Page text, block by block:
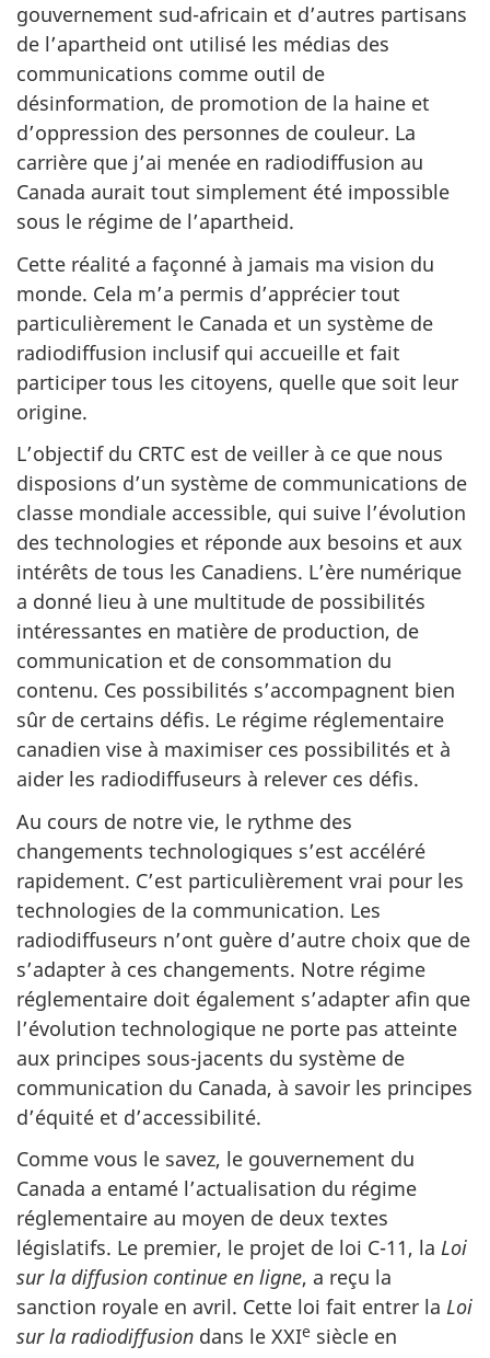
gouvernement sud-africain et d’autres partisans
de l’apartheid ont utilisé les médias des
communications comme outil de
désinformation, de promotion de la haine et
d’oppression des personnes de couleur. La
carrière que j’ai menée en radiodiffusion au
Canada aurait tout simplement été impossible
sous le régime de l’apartheid.
Cette réalité a façonné à jamais ma vision du
monde. Cela m’a permis d’apprécier tout
particulièrement le Canada et un système de
radiodiffusion inclusif qui accueille et fait
participer tous les citoyens, quelle que soit leur
origine.
L’objectif du CRTC est de veiller à ce que nous
disposions d’un système de communications de
classe mondiale accessible, qui suive l’évolution
des technologies et réponde aux besoins et aux
intérêts de tous les Canadiens. L’ère numérique
a donné lieu à une multitude de possibilités
intéressantes en matière de production, de
communication et de consommation du
contenu. Ces possibilités s’accompagnent bien
sûr de certains défis. Le régime réglementaire
canadien vise à maximiser ces possibilités et à
aider les radiodiffuseurs à relever ces défis.
Au cours de notre vie, le rythme des
changements technologiques s’est accéléré
rapidement. C’est particulièrement vrai pour les
technologies de la communication. Les
radiodiffuseurs n’ont guère d’autre choix que de
s’adapter à ces changements. Notre régime
réglementaire doit également s’adapter afin que
l’évolution technologique ne porte pas atteinte
aux principes sous-jacents du système de
communication du Canada, à savoir les principes
d’équité et d’accessibilité.
Comme vous le savez, le gouvernement du
Canada a entamé l’actualisation du régime
réglementaire au moyen de deux textes
législatifs. Le premier, le projet de loi C-11, la Loi
sur la diffusion continue en ligne, a reçu la
sanction royale en avril. Cette loi fait entrer la Loi
sur la radiodiffusion dans le XXIe siècle en